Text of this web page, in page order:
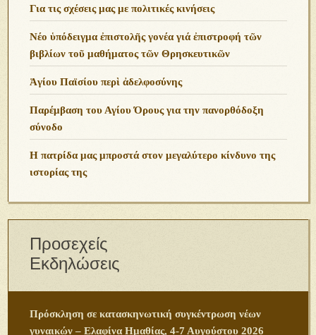
Για τις σχέσεις μας με πολιτικές κινήσεις
Νέο ὑπόδειγμα ἐπιστολῆς γονέα γιά ἐπιστροφή τῶν
βιβλίων τοῦ μαθήματος τῶν Θρησκευτικῶν
Ἁγίου Παϊσίου περὶ ἀδελφοσύνης
Παρέμβαση του Αγίου Όρους για την πανορθόδοξη
σύνοδο
Η πατρίδα μας μπροστά στον μεγαλύτερο κίνδυνο της
ιστορίας της
Προσεχείς
Εκδηλώσεις
Πρόσκληση σε κατασκηνωτική συγκέντρωση νέων
γυναικών – Ελαφίνα Ημαθίας, 4-7 Αυγούστου 2026